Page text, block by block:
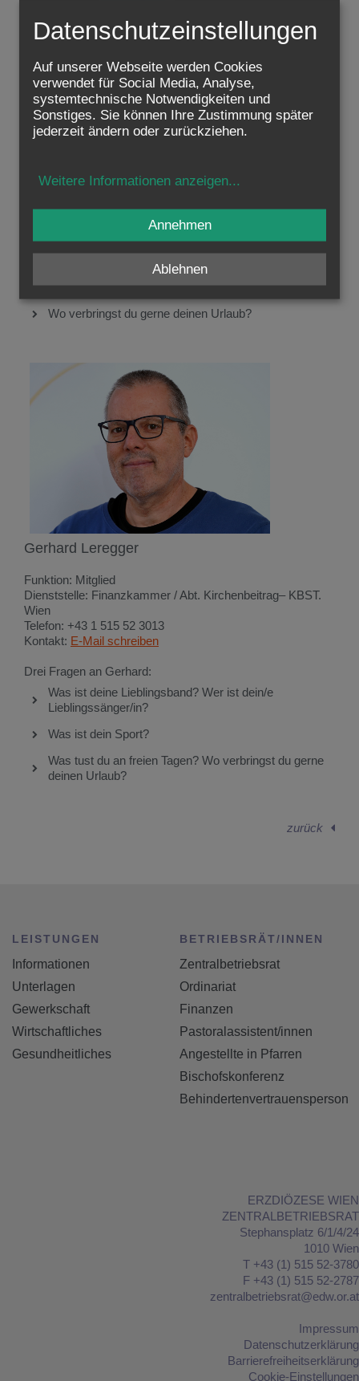
Boris Dyma
Dienststelle: Wirtschaftsstelle/ Technischer Dienst
E-Mail:E-Mail schreiben
Drei Fragen an Boris:
Was ist dein Sport?
Wo verbringst du gerne deinen Urlaub?
Gerhard Leregger
Funktion: Mitglied
Dienststelle: Finanzkammer / Abt. Kirchenbeitrag– KBST.
Wien
Telefon: +43 1 515 52 3013
Kontakt: E-Mail schreiben
Drei Fragen an Gerhard:
Was ist deine Lieblingsband? Wer ist dein/e
Lieblingssänger/in?
Was ist dein Sport?
Was tust du an freien Tagen? Wo verbringst du gerne
deinen Urlaub?
zurück
LEISTUNGEN
Informationen
Unterlagen
Gewerkschaft
Wirtschaftliches
Gesundheitliches
BETRIEBSRÄT/INNEN
Zentralbetriebsrat
Ordinariat
Finanzen
Pastoralassistent/innen
Angestellte in Pfarren
Bischofskonferenz
Behindertenvertrauensperson
ERZDIÖZESE WIEN
ZENTRALBETRIEBSRAT
Stephansplatz 6/1/4/24
1010 Wien
T +43 (1) 515 52-3780
F +43 (1) 515 52-2787
zentralbetriebsrat@edw.or.at
Impressum
Datenschutzerklärung
Barrierefreiheitserklärung
Cookie-Einstellungen
Datenschutzeinstellungen
Auf unserer Webseite werden Cookies
verwendet für Social Media, Analyse,
systemtechnische Notwendigkeiten und
Sonstiges. Sie können Ihre Zustimmung später
jederzeit ändern oder zurückziehen.
Weitere Informationen anzeigen...
Ablehnen
Annehmen